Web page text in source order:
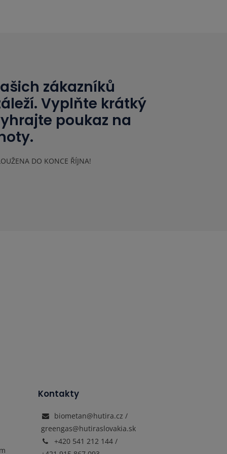
zákazníků
Vyplňte krátký
poukaz na
DO KONCE ŘÍJNA!
Kontakty
biometan@hutira.cz /
greengas@hutiraslovakia.sk
+420 541 212 144 /